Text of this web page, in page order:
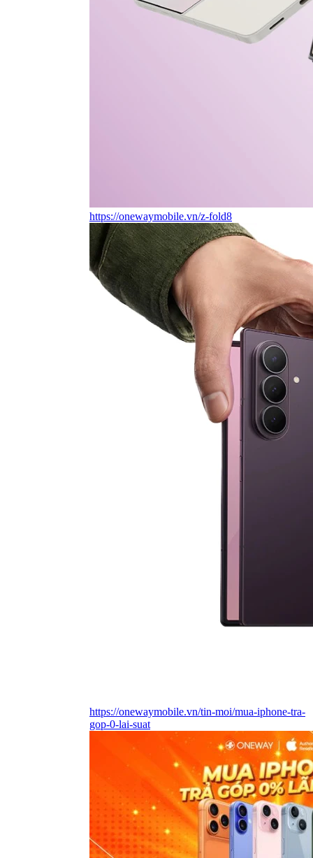
https://onewaymobile.vn/z-fold8
https://onewaymobile.vn/tin-moi/mua-iphone-tra-
gop-0-lai-suat